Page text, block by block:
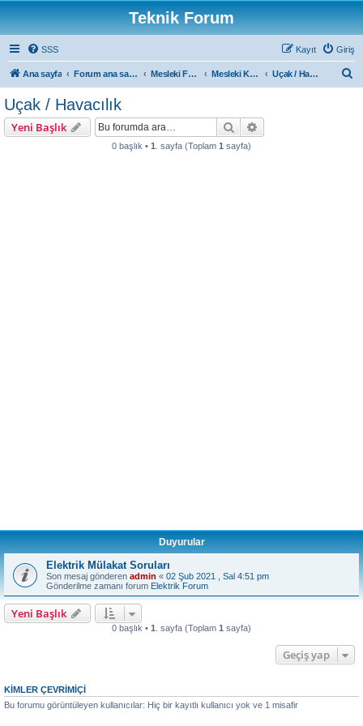
Teknik Forum
SSS Giriş
Kayıt
Ana sayfa Forum ana sayfa Mesleki Forumlar Mesleki Konular Uçak / Havacılık
Uçak / Havacılık
Yeni Başlık Ara
0 başlık • 1 . sayfa (Toplam 1 sayfa)
Duyurular
Elektrik Mülakat Soruları
Son mesaj gönderen admin « 02 Şub 2021 , Sal 4:51 pm
Gönderilme zamanı forum Elektrik Forum
Yeni Başlık
0 başlık • 1 . sayfa (Toplam 1 sayfa)
Geçiş yap
KIMLER ÇEVRIMIÇI
Bu forumu görüntüleyen kullanıcılar: Hiç bir kayıtlı kullanıcı yok ve 1 misafir